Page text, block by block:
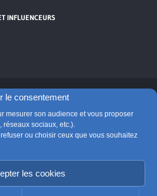
le consentement
mesurer son audience et vous proposer
réseaux sociaux, etc.).
ou choisir ceux que vous souhaitez
les cookies
INFLUENCEURS
accepter les cookies de
sociaux et activer ce
contenu.
catholique en France
des évêques de France